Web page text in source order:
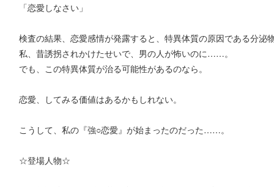
「恋愛しなさい」
検査の結果、恋愛感情が発露すると、特異体質の原因である分泌
私、昔誘拐されかけたせいで、男の人が怖いのに……。
でも、この特異体質が治る可能性があるのなら。
恋愛、してみる価値はあるかもしれない。
こうして、私の『強○恋愛』が始まったのだった……。
☆登場人物☆